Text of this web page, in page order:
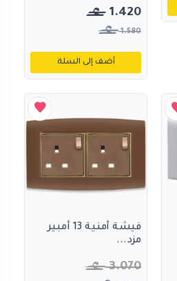
1.420
1.580
أضف إلى السلة
فيشة أمنية 13 أمبير
مزد...
3.070